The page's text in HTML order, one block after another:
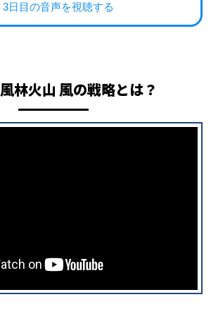
3日目の音声を視聴する
風林火山 風の戦略とは？